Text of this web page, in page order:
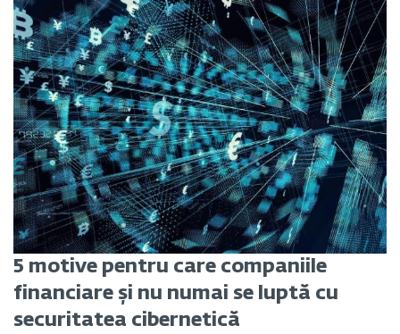
5 motive pentru care companiile
financiare și nu numai se luptă cu
securitatea cibernetică